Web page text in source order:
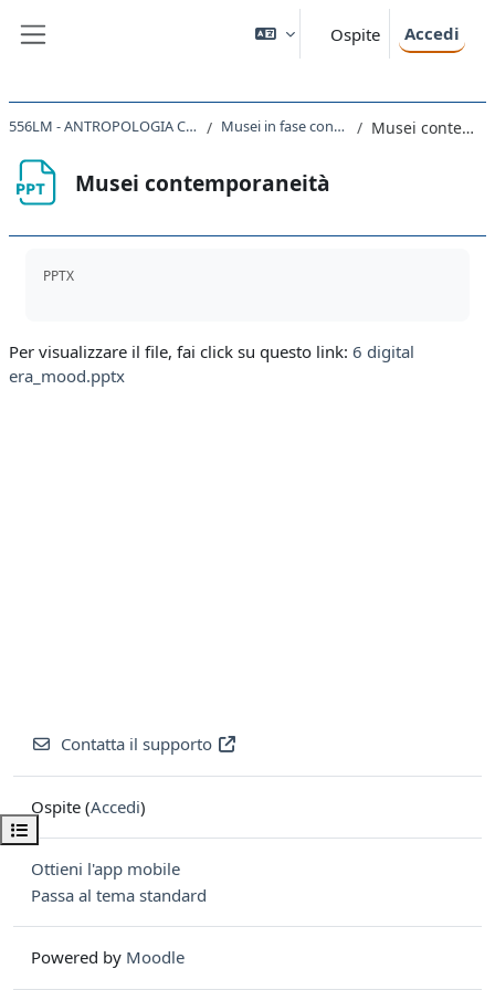
Ospite Accedi
Apri indice del corso
556LM - ANTROPOLOGIA CULTURALE 2020 Musei in fase contemporanea Musei contemporaneità
Musei contemporaneità
PPTX
Per visualizzare il file, fai click su questo link: 6 digital
era_mood.pptx
Contatta il supporto
Ospite (Accedi)
Ottieni l'app mobile
Passa al tema standard
Powered by Moodle